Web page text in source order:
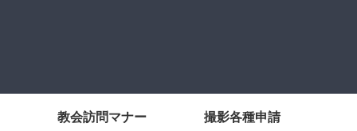
教会訪問マナー 撮影各種申請